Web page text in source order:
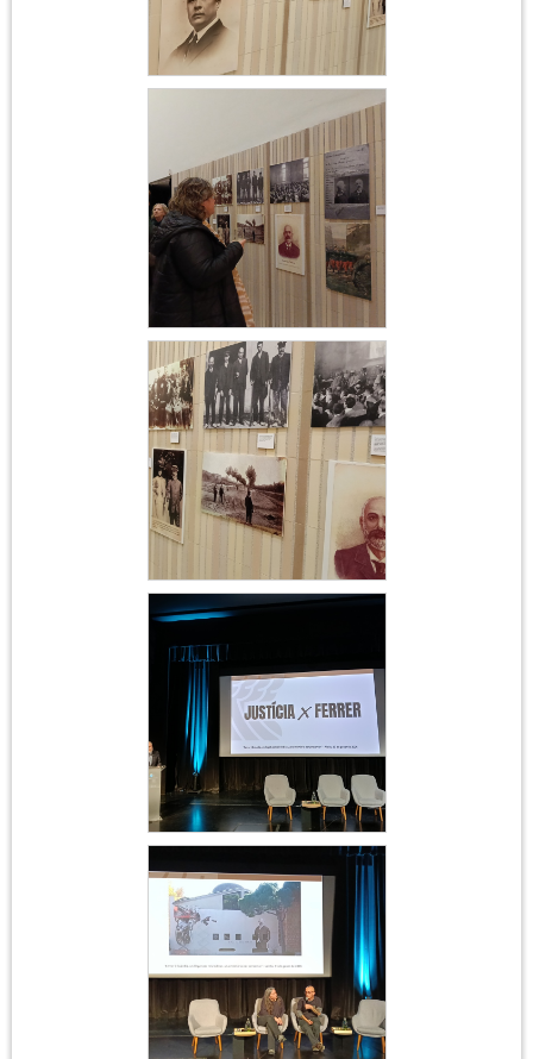
Ferrer i Guàrdia
Acte institucional
Ferrer i Guàrdia
Acte institucional
Acte institucional
Ferrer i Guàrdia